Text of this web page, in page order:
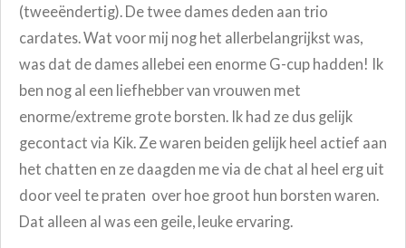
(tweeëndertig). De twee dames deden aan trio
cardates. Wat voor mij nog het allerbelangrijkst was,
was dat de dames allebei een enorme G-cup hadden! Ik
ben nog al een liefhebber van vrouwen met
enorme/extreme grote borsten. Ik had ze dus gelijk
gecontact via Kik. Ze waren beiden gelijk heel actief aan
het chatten en ze daagden me via de chat al heel erg uit
door veel te praten over hoe groot hun borsten waren.
Dat alleen al was een geile, leuke ervaring.